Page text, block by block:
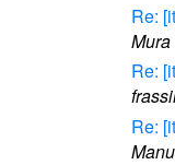
Re:
Mura
Re:
Re: